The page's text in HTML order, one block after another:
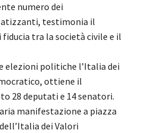
numero dei
testimonia il
tra la società civile e il
elezioni politiche l’Italia dei
ottiene il
28 deputati e 14 senatori.
manifestazione a piazza
dei Valori